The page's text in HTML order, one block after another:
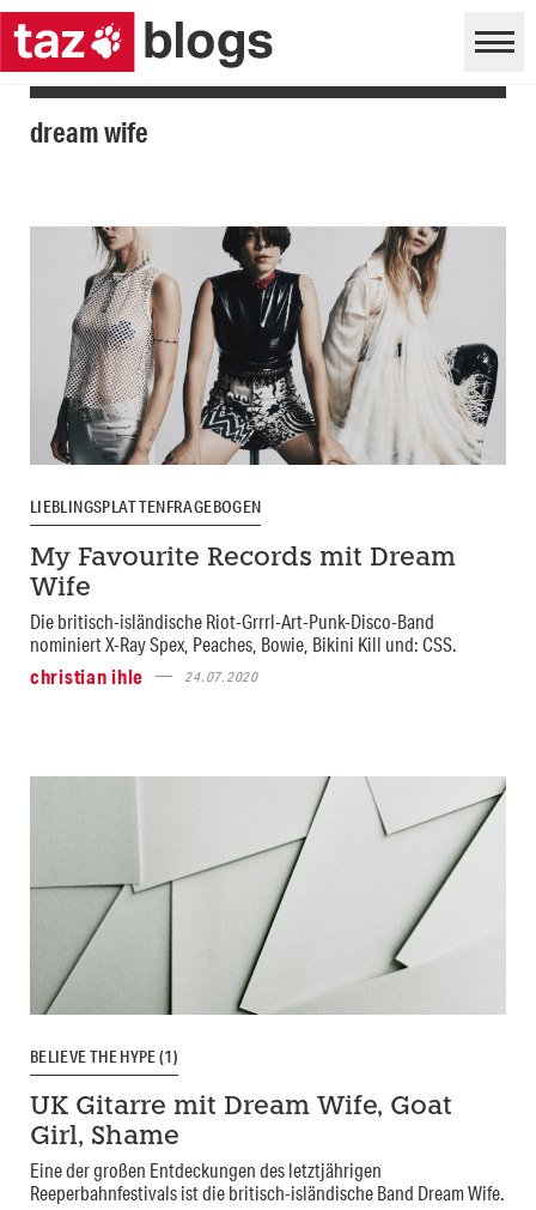
dream wife
LIEBLINGSPLATTENFRAGEBOGEN
My Favourite Records mit Dream
Wife
Die britisch-isländische Riot-Grrrl-Art-Punk-Disco-Band
nominiert X-Ray Spex, Peaches, Bowie, Bikini Kill und: CSS.
christian ihle
24.07.2020
BELIEVE THE HYPE (1)
UK Gitarre mit Dream Wife, Goat
Girl, Shame
Eine der großen Entdeckungen des letztjährigen
Reeperbahnfestivals ist die britisch-isländische Band Dream Wife.